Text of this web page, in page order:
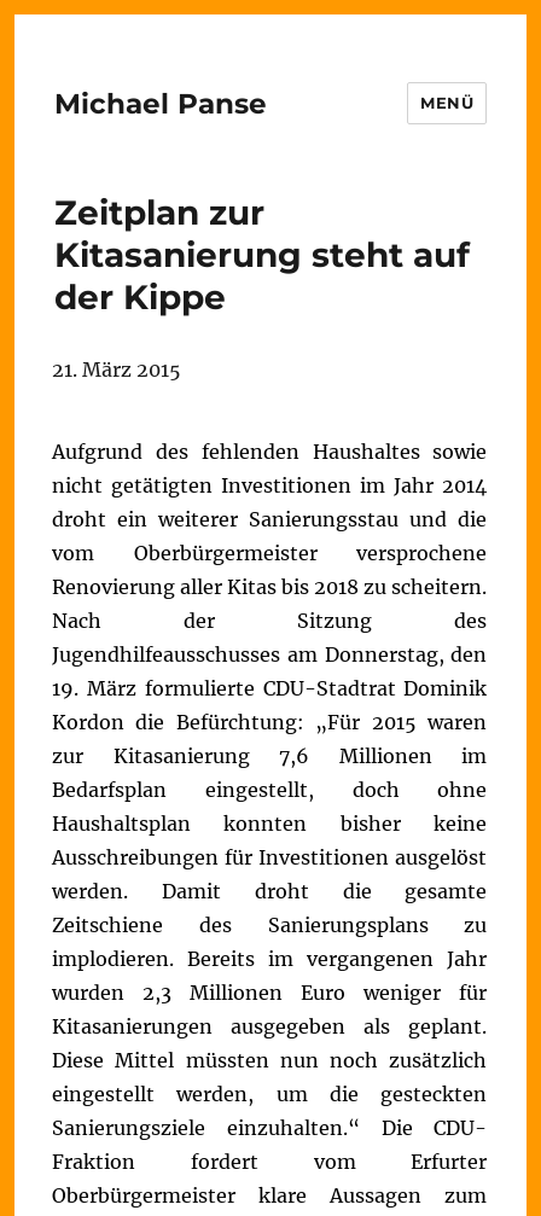
Michael Panse MENÜ
Zeitplan zur
Kitasanierung steht auf
der Kippe
21. März 2015
Aufgrund des fehlenden Haushaltes sowie
nicht getätigten Investitionen im Jahr 2014
droht ein weiterer Sanierungsstau und die
vom Oberbürgermeister versprochene
Renovierung aller Kitas bis 2018 zu scheitern.
Nach der Sitzung des
Jugendhilfeausschusses am Donnerstag, den
19. März formulierte CDU-Stadtrat Dominik
Kordon die Befürchtung: „Für 2015 waren
zur Kitasanierung 7,6 Millionen im
Bedarfsplan eingestellt, doch ohne
Haushaltsplan konnten bisher keine
Ausschreibungen für Investitionen ausgelöst
werden. Damit droht die gesamte
Zeitschiene des Sanierungsplans zu
implodieren. Bereits im vergangenen Jahr
wurden 2,3 Millionen Euro weniger für
Kitasanierungen ausgegeben als geplant.
Diese Mittel müssten nun noch zusätzlich
eingestellt werden, um die gesteckten
Sanierungsziele einzuhalten.“ Die CDU-
Fraktion fordert vom Erfurter
Oberbürgermeister klare Aussagen zum